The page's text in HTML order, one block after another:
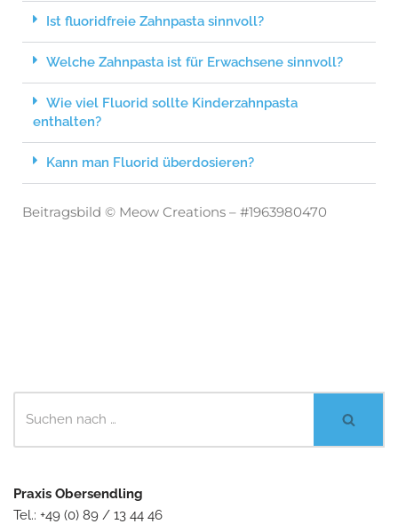
Ist fluoridfreie Zahnpasta sinnvoll?
Welche Zahnpasta ist für Erwachsene sinnvoll?
Wie viel Fluorid sollte Kinderzahnpasta
enthalten?
Kann man Fluorid überdosieren?
Beitragsbild © Meow Creations – #1963980470
Praxis Obersendling
Tel.: +49 (0) 89 / 13 44 46